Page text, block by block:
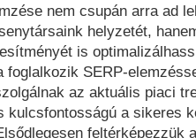
nem csupán arra ad
helyzetét,
is
foglalkozik SERP-
az aktuális piaci
kulcsfontosságú a sikeres
feltérképezzük